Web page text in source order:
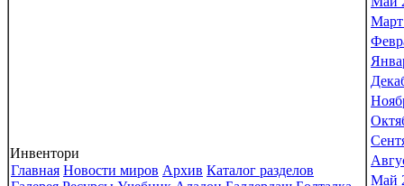
Инвентори
Главная Новости миров Архив Каталог разделов
Март
Май